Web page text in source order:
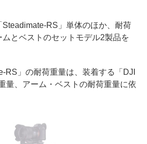
RS」単体のほか、耐荷
とベストのセットモデル2製品を
RS」の耐荷重量は、装着する「DJI
量、アーム・ベストの耐荷重量に依